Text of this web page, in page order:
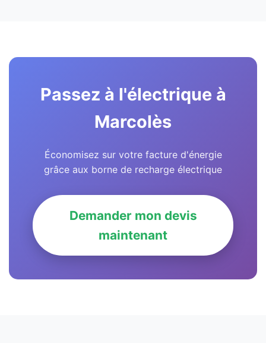
Passez à l'électrique à
Marcolès
Économisez sur votre facture d'énergie
grâce aux borne de recharge électrique
Demander mon devis
maintenant